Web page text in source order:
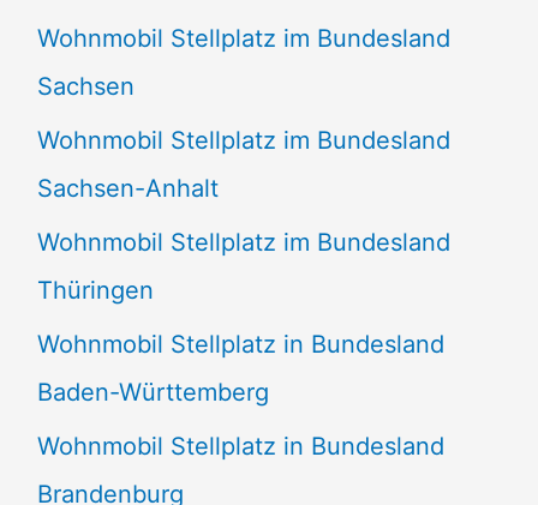
Wohnmobil Stellplatz im Bundesland
Sachsen
Wohnmobil Stellplatz im Bundesland
Sachsen-Anhalt
Wohnmobil Stellplatz im Bundesland
Thüringen
Wohnmobil Stellplatz in Bundesland
Baden-Württemberg
Wohnmobil Stellplatz in Bundesland
Brandenburg